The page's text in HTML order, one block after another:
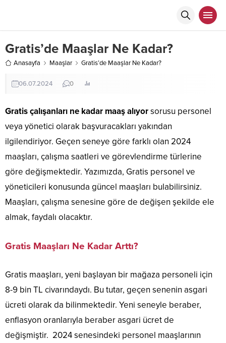
Gratis’de Maaşlar Ne Kadar?
Anasayfa Maaşlar Gratis’de Maaşlar Ne Kadar?
06.07.2024 0
Gratis çalışanları ne kadar maaş alıyorsorusu personel
veya yönetici olarak başvuracakları yakından
ilgilendiriyor. Geçen seneye göre farklı olan 2024
maaşları, çalışma saatleri ve görevlendirme türlerine
göre değişmektedir. Yazımızda, Gratis personel ve
yöneticileri konusunda güncel maaşları bulabilirsiniz.
Maaşları, çalışma senesine göre de değişen şekilde ele
almak, faydalı olacaktır.
Gratis Maaşları Ne Kadar Arttı?
Gratis maaşları, yeni başlayan bir mağaza personeli için
8-9 bin TL civarındaydı. Bu tutar, geçen senenin asgari
ücreti olarak da bilinmektedir. Yeni seneyle beraber,
enflasyon oranlarıyla beraber asgari ücret de
değişmiştir. 2024 senesindeki personel maaşlarının